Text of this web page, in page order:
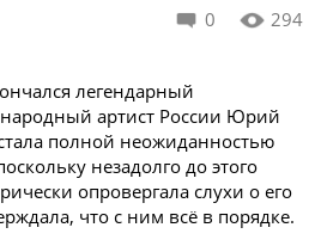
0 294
легендарный
артист России Юрий
полной неожиданностью
незадолго до этого
опровергала слухи о его
что с ним всё в порядке.